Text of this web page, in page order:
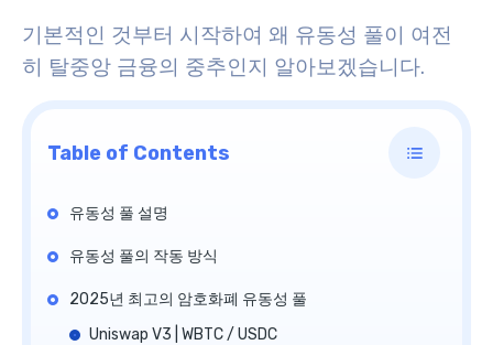
기본적인 것부터 시작하여 왜 유동성 풀이 여전
히 탈중앙 금융의 중추인지 알아보겠습니다.
Table of Contents
유동성 풀 설명
유동성 풀의 작동 방식
2025년 최고의 암호화폐 유동성 풀
Uniswap V3 | WBTC / USDC